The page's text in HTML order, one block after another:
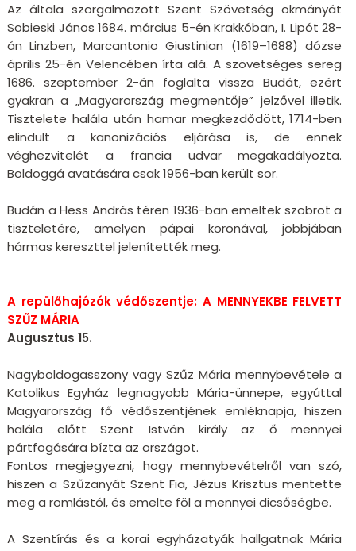
Az általa szorgalmazott Szent Szövetség okmányát
Sobieski János 1684. március 5-én Krakkóban, I. Lipót 28-
án Linzben, Marcantonio Giustinian (1619–1688) dózse
április 25-én Velencében írta alá. A szövetséges sereg
1686. szeptember 2-án foglalta vissza Budát, ezért
gyakran a „Magyarország megmentője” jelzővel illetik.
Tisztelete halála után hamar megkezdődött, 1714-ben
elindult a kanonizációs eljárása is, de ennek
véghezvitelét a francia udvar megakadályozta.
Boldoggá avatására csak 1956-ban került sor.
Budán a Hess András téren 1936-ban emeltek szobrot a
tiszteletére, amelyen pápai koronával, jobbjában
hármas kereszttel jelenítették meg.
A repülőhajózók védőszentje: A MENNYEKBE FELVETT
SZŰZ MÁRIA
Augusztus 15.
Nagyboldogasszony vagy Szűz Mária mennybevétele a
Katolikus Egyház legnagyobb Mária-ünnepe, egyúttal
Magyarország fő védőszentjének emléknapja, hiszen
halála előtt Szent István király az ő mennyei
pártfogására bízta az országot.
Fontos megjegyezni, hogy mennybevételről van szó,
hiszen a Szűzanyát Szent Fia, Jézus Krisztus mentette
meg a romlástól, és emelte föl a mennyei dicsőségbe.
A Szentírás és a korai egyházatyák hallgatnak Mária